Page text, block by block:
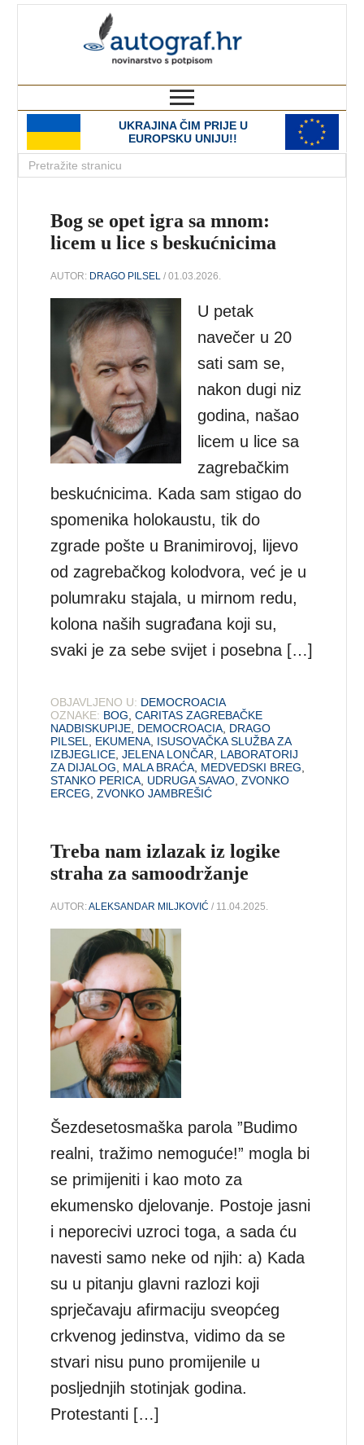
UKRAJINA ČIM PRIJE U
EUROPSKU UNIJU!!
Bog se opet igra sa mnom:
licem u lice s beskućnicima
AUTOR: DRAGO PILSEL / 01.03.2026.
U petak
navečer u 20
sati sam se,
nakon dugi niz
godina, našao
licem u lice sa
zagrebačkim
beskućnicima. Kada sam stigao do
spomenika holokaustu, tik do
zgrade pošte u Branimirovoj, lijevo
od zagrebačkog kolodvora, već je u
polumraku stajala, u mirnom redu,
kolona naših sugrađana koji su,
svaki je za sebe svijet i posebna […]
OBJAVLJENO U: DEMOCROACIA
OZNAKE: BOG ,CARITAS ZAGREBAČKE
NADBISKUPIJE DEMOCROACIA DRAGO
PILSEL
EKUMENA ISUSOVAČKA SLUŽBA ZA
IZBJEGLICE ,JELENA LONČAR
LABORATORIJ
ZA DIJALOG
MALA BRAĆA MEDVEDSKI BREG
STANKO PERICA UDRUGA SAVAO ,ZVONKO
ERCEG ,ZVONKO JAMBREŠIĆ
Treba nam izlazak iz logike
straha za samoodržanje
AUTOR:ALEKSANDAR MILJKOVIĆ / 11.04.2025.
Šezdesetosmaška parola ”Budimo
realni, tražimo nemoguće!” mogla bi
se primijeniti i kao moto za
ekumensko djelovanje. Postoje jasni
i neporecivi uzroci toga, a sada ću
navesti samo neke od njih: a) Kada
su u pitanju glavni razlozi koji
sprječavaju afirmaciju sveopćeg
crkvenog jedinstva, vidimo da se
stvari nisu puno promijenile u
posljednjih stotinjak godina.
Protestanti […]